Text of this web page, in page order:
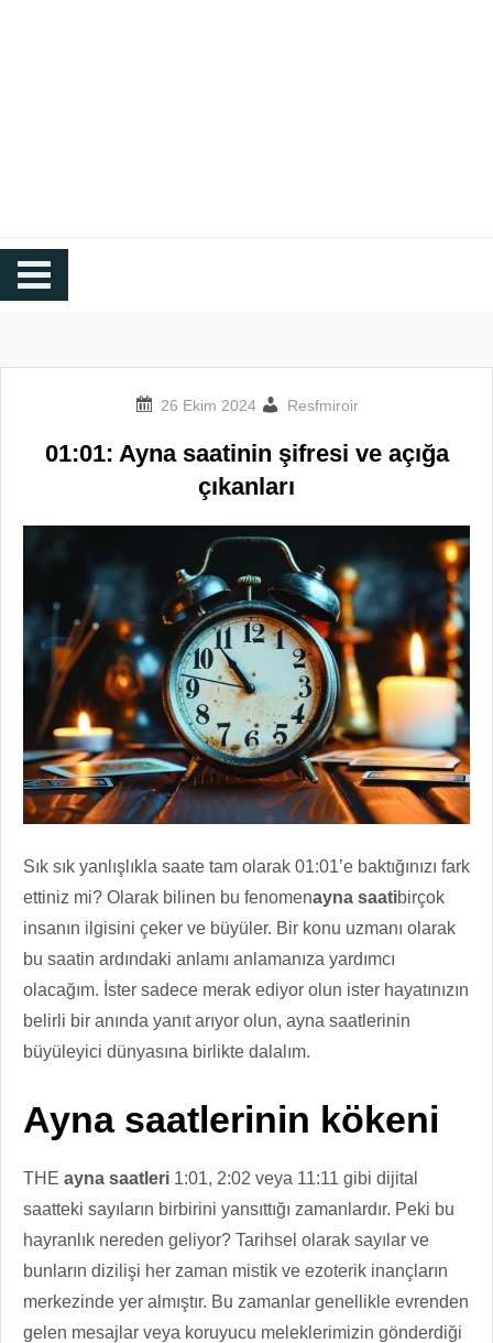
Resfmiroir
01:01: Ayna saatinin şifresi ve açığa
çıkanları
Sık sık yanlışlıkla saate tam olarak 01:01’e baktığınızı fark
ettiniz mi? Olarak bilinen bu fenomenayna saatibirçok
insanın ilgisini çeker ve büyüler. Bir konu uzmanı olarak
bu saatin ardındaki anlamı anlamanıza yardımcı
olacağım. İster sadece merak ediyor olun ister hayatınızın
belirli bir anında yanıt arıyor olun, ayna saatlerinin
büyüleyici dünyasına birlikte dalalım.
Ayna saatlerinin kökeni
THE ayna saatleri 1:01, 2:02 veya 11:11 gibi dijital
saatteki sayıların birbirini yansıttığı zamanlardır. Peki bu
hayranlık nereden geliyor? Tarihsel olarak sayılar ve
bunların dizilişi her zaman mistik ve ezoterik inançların
merkezinde yer almıştır. Bu zamanlar genellikle evrenden
gelen mesajlar veya koruyucu meleklerimizin gönderdiği